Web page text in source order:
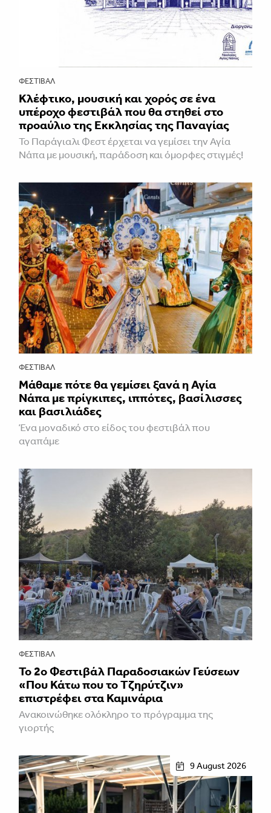
ΦΕΣΤΙΒΑΛ
Κλέφτικο, μουσική και χορός σε ένα
υπέροχο φεστιβάλ που θα στηθεί στο
προαύλιο της Εκκλησίας της Παναγίας
Το Παράγιαλι Φεστ έρχεται να γεμίσει την Αγία
Νάπα με μουσική, παράδοση και όμορφες στιγμές!
ΦΕΣΤΙΒΑΛ
Μάθαμε πότε θα γεμίσει ξανά η Αγία
Νάπα με πρίγκιπες, ιππότες, βασίλισσες
και βασιλιάδες
Ένα μοναδικό στο είδος του φεστιβάλ που
αγαπάμε
ΦΕΣΤΙΒΑΛ
Το 2ο Φεστιβάλ Παραδοσιακών Γεύσεων
«Που Κάτω που το Τζηρύτζιν»
επιστρέφει στα Καμινάρια
Ανακοινώθηκε ολόκληρο το πρόγραμμα της
γιορτής
9 August 2026